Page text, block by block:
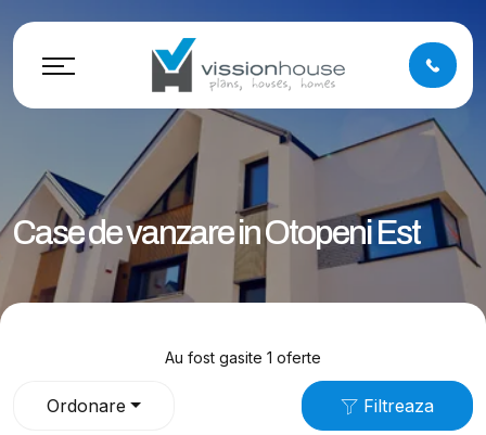
Case de vanzare in Otopeni Est
Au fost gasite 1 oferte
Ordonare Filtreaza